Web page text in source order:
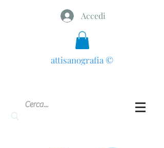
Accedi
attisanografia ©